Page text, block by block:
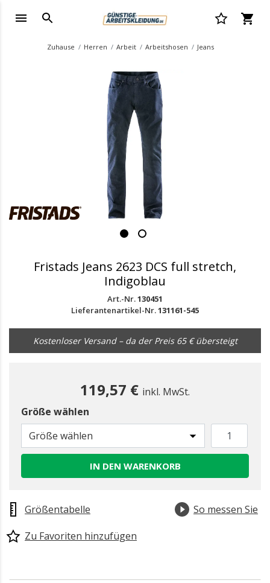
Zuhause Herren Arbeit Arbeitshosen Jeans
Fristads Jeans 2623 DCS full stretch,
Indigoblau
Art.-Nr.130451
Lieferantenartikel-Nr.131161-545
Kostenloser Versand – da der Preis 65 € übersteigt
119,57 € inkl. MwSt.
Größe wählen
Größe wählen
IN DEN WARENKORB
Größentabelle
So messen Sie
Zu Favoriten hinzufügen